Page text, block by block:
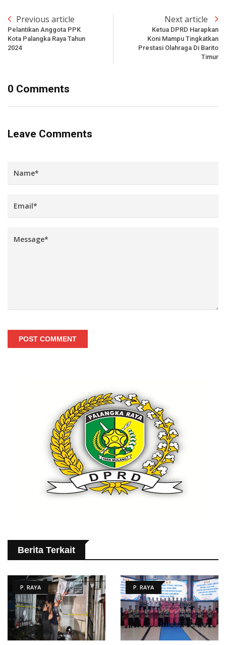
Previous article
Pelantikan Anggota PPK
Kota Palangka Raya Tahun
2024
Next article
Ketua DPRD Harapkan
Koni Mampu Tingkatkan
Prestasi Olahraga Di Barito
Timur
0 Comments
Leave Comments
POST COMMENT
Berita Terkait
P. RAYA P. RAYA